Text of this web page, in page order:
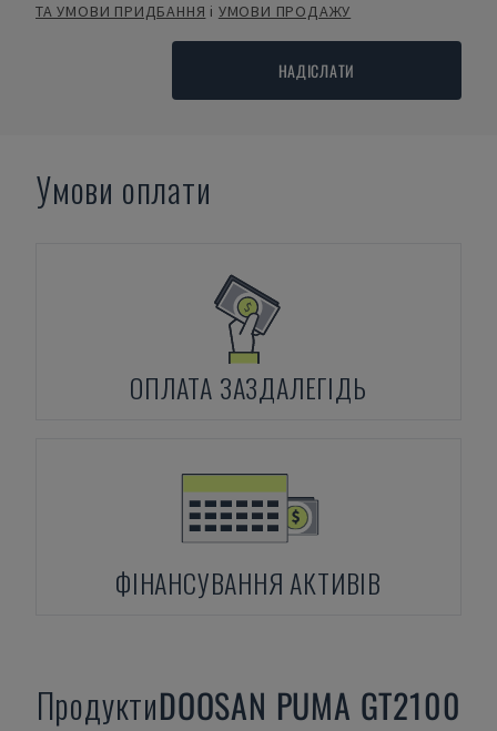
ТА УМОВИ ПРИДБАННЯ і УМОВИ ПРОДАЖУ
НАДІСЛАТИ
Умови оплати
ОПЛАТА ЗАЗДАЛЕГІДЬ
ФІНАНСУВАННЯ АКТИВІВ
ПродуктиDOOSAN PUMA GT2100